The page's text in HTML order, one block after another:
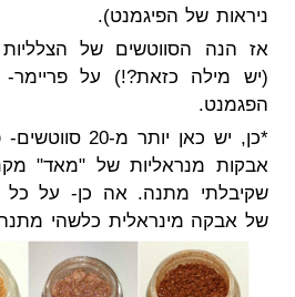
ניראות של הפיגמנט).
אז הנה הסווטשים של הצלליות
(יש מילה כזאת?!) על
הפגמנט.
*כן, יש כאן יותר
אבקות מנראליות של "מאד"
שקיבלתי מתנה. אה כן- על כל
של אבקה מינראלית כלשהי